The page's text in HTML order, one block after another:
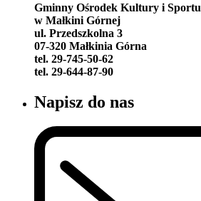
Gminny Ośrodek Kultury i Sportu
w Małkini Górnej
ul. Przedszkolna 3
07-320 Małkinia Górna
tel. 29-745-50-62
tel. 29-644-87-90
Napisz do nas